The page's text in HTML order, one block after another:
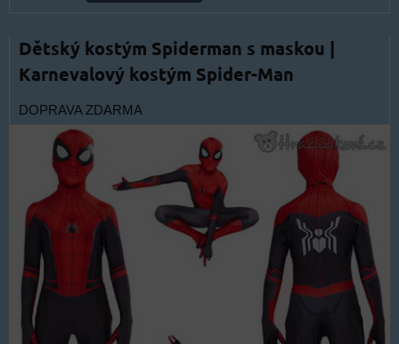
Dětský kostým Spiderman s maskou |
Karnevalový kostým Spider-Man
DOPRAVA ZDARMA